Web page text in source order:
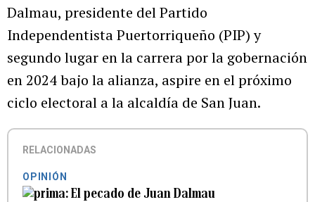
Dalmau, presidente del Partido
Independentista Puertorriqueño (PIP) y
segundo lugar en la carrera por la gobernación
en 2024 bajo la alianza, aspire en el próximo
ciclo electoral a la alcaldía de San Juan.
RELACIONADAS
OPINIÓN
El pecado de Juan Dalmau